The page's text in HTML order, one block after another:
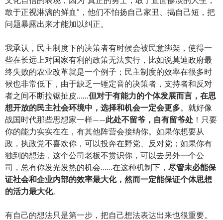
敢于正视淋漓的鲜血”，他们不怕扬自己家丑、揭自己短，把
问题暴露出来才能加以纠正。
我承认，民主制度下的决策者有时候会被民意绑架，使得一
些在长远上对国家有利的政策无法实行，比如说莫迪政府最
终失败的农业改革就是一个例子；民主制度的效率在很多时
候也非常低下，由于缺乏一锤定音的决策者，支持者和反对
者之间不断拉锯扯皮……但对于有能力的个体发展而言，在思
想开放的民主社会环境中，选择和机会一定会更多。就好像
战国时代那些思想家一样——此处不留爷，自有留爷处 ！只要
你的能力实实在在，有其他阵营会接纳你。如果你想要从
政，执政党不喜欢你，可以投奔在野党、反对党；如果你有
独到的想法，这个公司老板不赏识你，可以去另外一个公
司，总有你发光发热的机会……在这种机制下， 尽管未必能保
证社会和企业内部的效率最大化，然而一定能保证个体思想
的活力最大化。
有自己的想法只是第一步，把自己想法表达出来也很重要。